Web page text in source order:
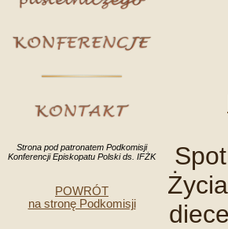
Strona pod patronatem Podkomisji
Konferencji Episkopatu Polski ds. IFŻK
POWRÓT
na stronę Podkomisji